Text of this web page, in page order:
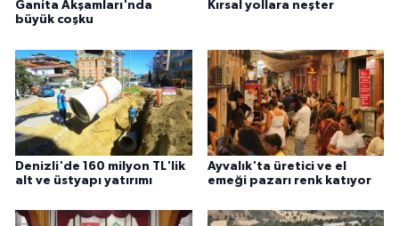
Ganita Akşamları'nda
büyük coşku
Kırsal yollara neşter
Denizli'de 160 milyon TL'lik
alt ve üstyapı yatırımı
Ayvalık'ta üretici ve el
emeği pazarı renk katıyor